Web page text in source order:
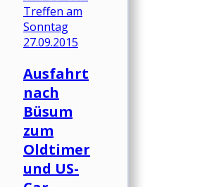
Ausfahrt
nach
Büsum
zum
Oldtimer
und US-